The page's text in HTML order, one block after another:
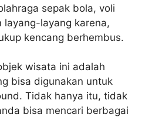
sepak bola, voli
layang-layang karena,
kencang berhembus.
wisata ini adalah
bisa digunakan untuk
Tidak hanya itu, tidak
bisa mencari berbagai